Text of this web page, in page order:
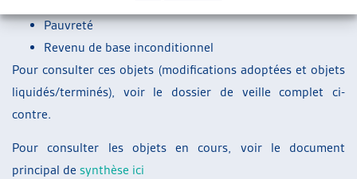
Pauvreté
Revenu de base inconditionnel
Pour consulter ces objets (modifications adoptées et objets
liquidés/terminés), voir le dossier de veille complet ci-
contre.
Pour consulter les objets en cours, voir le document
principal de synthèse ici